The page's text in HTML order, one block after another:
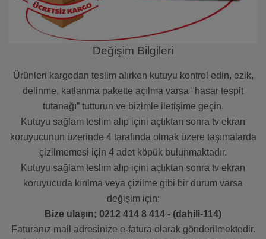
Değişim Bilgileri
Ürünleri kargodan teslim alırken kutuyu kontrol edin, ezik,
delinme, katlanma pakette açılma varsa "hasar tespit
tutanağı” tutturun ve bizimle iletişime geçin.
Kutuyu sağlam teslim alıp içini açtıktan sonra tv ekran
koruyucunun üzerinde 4 tarafında olmak üzere taşımalarda
çizilmemesi için 4 adet köpük bulunmaktadır.
Kutuyu sağlam teslim alıp içini açtıktan sonra tv ekran
koruyucuda kırılma veya çizilme gibi bir durum varsa
değişim için;
Bize ulaşın; 0212 414 8 414 - (dahili-114)
Faturanız mail adresinize e-fatura olarak gönderilmektedir.